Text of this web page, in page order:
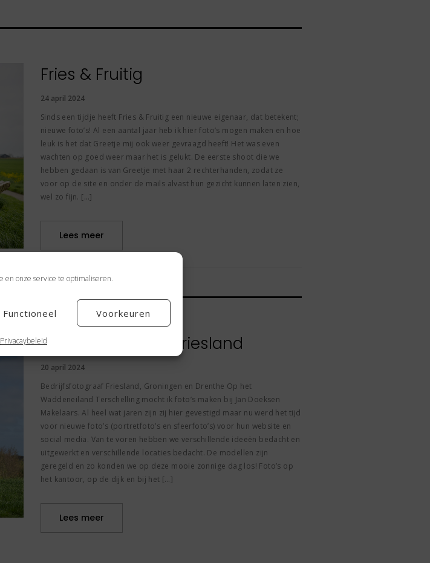
en onze service te optimaliseren.
Functioneel Voorkeuren
Privacaybeleid
Fries & Fruitig
24 april 2024
Sinds een tijdje heeft Fries & Fruitig een nieuwe eigenaar, dat betekent;
nieuwe foto’s! Al een aantal jaar heb ik hier foto’s mogen maken en hoe
leuk is het dat Greetje mij ook weer gevraagd heeft! Het was even
wachten op goed weer maar het is gelukt. De eerste shoot die we
hebben gedaan is van Greetje met haar 2 rechterhanden, zodat ze
voor op de site en onder de mails alvast hun gezicht kunnen laten zien,
wel zo fijn. […]
Lees meer
Bedrijfsfotograaf Friesland
20 april 2024
Bedrijfsfotograaf Friesland, Groningen en Drenthe Op het
Waddeneiland Terschelling mocht ik foto’s maken bij Jan Doeksen
Makelaars. Al heel wat jaren zijn zij hier gevestigd maar nu werd het tijd
voor nieuwe foto’s (portretfoto’s en sfeerfoto’s) voor hun website en
social media. Van te voren hebben we verschillende ideeën bedacht en
uitgewerkt en verschillende locaties bedacht. De modellen zijn
geregeld en zo konden we op deze mooie zonnige dag los! Foto’s op
het kantoor, op de dijk en bij het […]
Lees meer